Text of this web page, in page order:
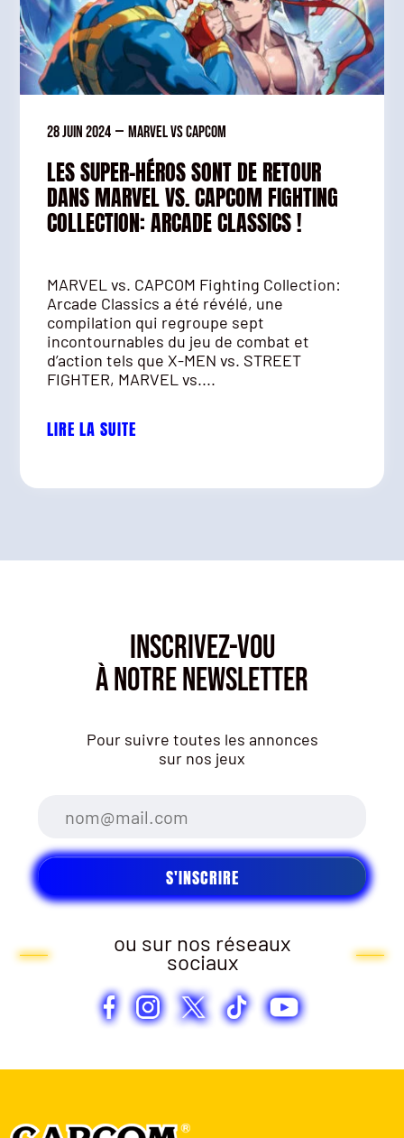
28 juin 2024 — Marvel vs Capcom
LES SUPER-HÉROS SONT DE RETOUR
DANS MARVEL VS. CAPCOM FIGHTING
COLLECTION: ARCADE CLASSICS !
MARVEL vs. CAPCOM Fighting Collection:
Arcade Classics a été révélé, une
compilation qui regroupe sept
incontournables du jeu de combat et
d’action tels que X-MEN vs. STREET
FIGHTER, MARVEL vs....
LIRE LA SUITE
INSCRIVEZ-VOU
À NOTRE NEWSLETTER
Pour suivre toutes les annonces
sur nos jeux
ou sur nos réseaux
sociaux